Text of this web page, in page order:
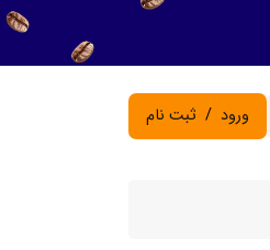
ثبت نام / ورود